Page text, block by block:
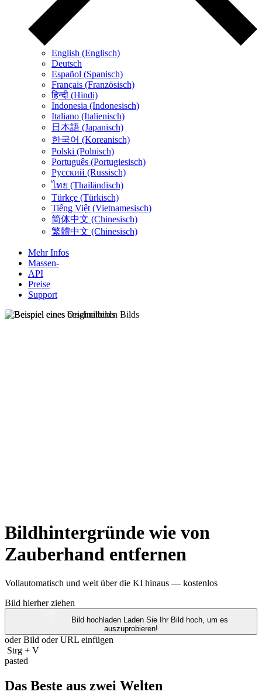
English (Englisch)
Deutsch
Español (Spanisch)
Français (Französisch)
हिन्दी (Hindi)
Indonesia (Indonesisch)
Italiano (Italienisch)
日本語 (Japanisch)
한국어 (Koreanisch)
Polski (Polnisch)
Português (Portugiesisch)
Русский (Russisch)
ไทย (Thailändisch)
Türkçe (Türkisch)
Tiếng Việt (Vietnamesisch)
简体中文 (Chinesisch)
繁體中文 (Chinesisch)
Mehr Infos
Massen-
API
Preise
Support
Bildhintergründe wie von
Zauberhand entfernen
Vollautomatisch und weit über die KI hinaus — kostenlos
Bild hierher ziehen
Bild hochladen Laden Sie Ihr Bild hoch, um es
auszuprobieren!
oder Bild oderURL einfügen
Strg + V
pasted
Das Beste aus zwei Welten